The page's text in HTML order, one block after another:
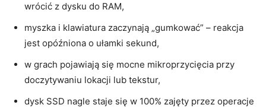
wrócić z dysku do RAM,
myszka i klawiatura zaczynają „gumkować” – reakcja
jest opóźniona o ułamki sekund,
w grach pojawiają się mocne mikroprzycięcia przy
doczytywaniu lokacji lub tekstur,
dysk SSD nagle staje się w 100% zajęty przez operacje